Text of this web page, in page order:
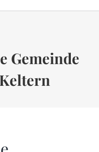
Gemeinde